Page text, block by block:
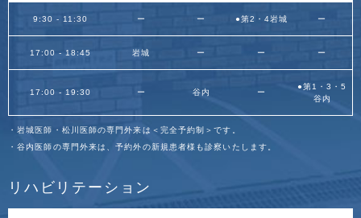
9:30 - 11:30 ー ー ●第2・4岩城 ー
17:00 - 18:45 岩城 ー ー ー
17:00 - 19:30 ー 谷内 ー
●第1・3・5
谷内
・岩城医師・松川医師の専門外来は＜完全予約制＞です。
・谷内医師の専門外来は、予約外の新規患者様も診察いたします。
リハビリテーション